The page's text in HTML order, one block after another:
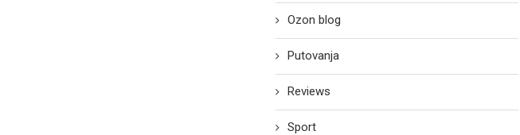
Ozon blog
Putovanja
Reviews
Sport